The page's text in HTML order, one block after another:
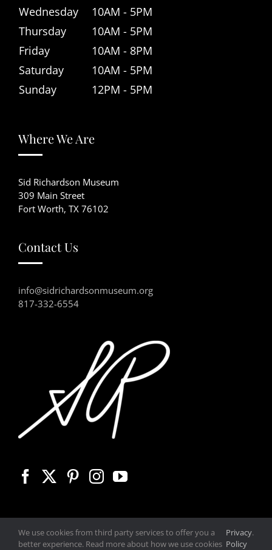
Wednesday
10AM - 5PM
Thursday
10AM - 5PM
Friday
10AM - 8PM
Saturday
10AM - 5PM
Sunday
12PM - 5PM
Where We Are
Sid Richardson Museum
309 Main Street
Fort Worth, TX 76102
Contact Us
info@sidrichardsonmuseum.org
817-332-6554
We use cookies from third party services to offer you a
better experience. Read more about how we use cookies
Privacy
Policy
.